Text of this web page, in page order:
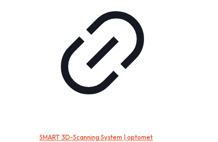
SMART 3D-Scanning System | optomet